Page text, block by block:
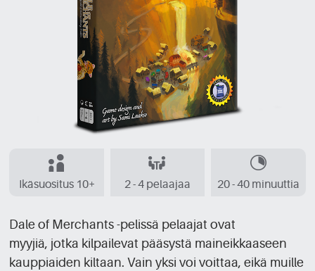
Ikäsuositus 10+ 2 - 4 pelaajaa 20 - 40 minuuttia
Dale of Merchants -pelissä pelaajat ovat
myyjiä, jotka kilpailevat pääsystä maineikkaaseen
kauppiaiden kiltaan. Vain yksi voi voittaa, eikä muille